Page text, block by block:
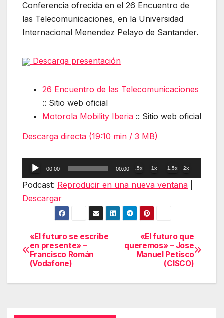
Conferencia ofrecida en el 26 Encuentro de
las Telecomunicaciones, en la Universidad
Internacional Menendez Pelayo de Santander.
Descarga presentación
26 Encuentro de las Telecomunicaciones
:: Sitio web oficial
Motorola Mobility Iberia :: Sitio web oficial
Descarga directa (19:10 min / 3 MB)
Reproductor
de
00:00 00:00 .5x 1x 1.5x 2x
Podcast: Reproducir en una nueva ventana
Descargar
Navegación
de
entradas
«El futuro que
queremos» – Jose
Manuel Petisco
(CISCO)
«El futuro se escribe
en presente» –
Francisco Román
(Vodafone)